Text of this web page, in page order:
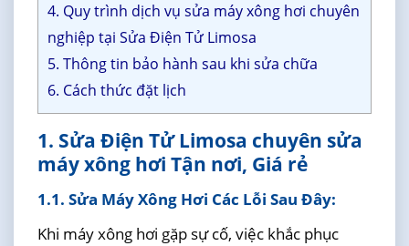
4. Quy trình dịch vụ sửa máy xông hơi chuyên
nghiệp tại Sửa Điện Tử Limosa
5. Thông tin bảo hành sau khi sửa chữa
6. Cách thức đặt lịch
1. Sửa Điện Tử Limosa chuyên sửa
máy xông hơi Tận nơi, Giá rẻ
1.1. Sửa Máy Xông Hơi Các Lỗi Sau Đây:
Khi máy xông hơi gặp sự cố, việc khắc phục